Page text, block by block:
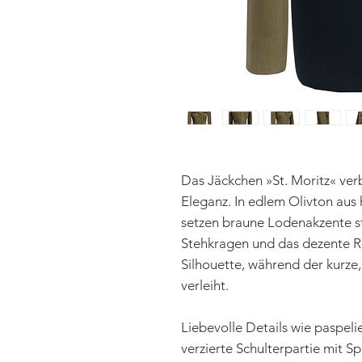
Das Jäckchen »St. Moritz«
Eleganz. In edlem Olivton
setzen braune Lodenakzente
Stehkragen und das dezente
Silhouette, während der
verleiht.
Liebevolle Details wie
verzierte Schulterpartie mit